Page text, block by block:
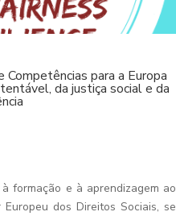
para a Europa
da justiça social e da
formação e à aprendizagem ao
dos Direitos Sociais, se